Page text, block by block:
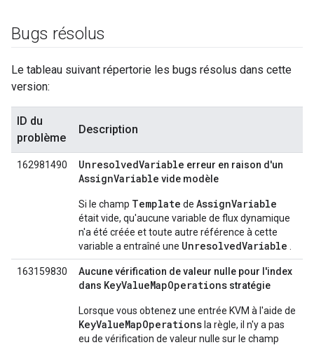
Bugs résolus
Le tableau suivant répertorie les bugs résolus dans cette
version:
ID du
problème
Description
162981490 UnresolvedVariable erreur en raison d'un
AssignVariable vide modèle
Si le champ Template de AssignVariable
était vide, qu'aucune variable de flux dynamique
n'a été créée et toute autre référence à cette
variable a entraîné une UnresolvedVariable
163159830
Aucune vérification de valeur nulle pour l'index
dans KeyValueMapOperations stratégie
Lorsque vous obtenez une entrée KVM à l'aide de
KeyValueMapOperations la règle, il n'y a pas
eu de vérification de valeur nulle sur le champ